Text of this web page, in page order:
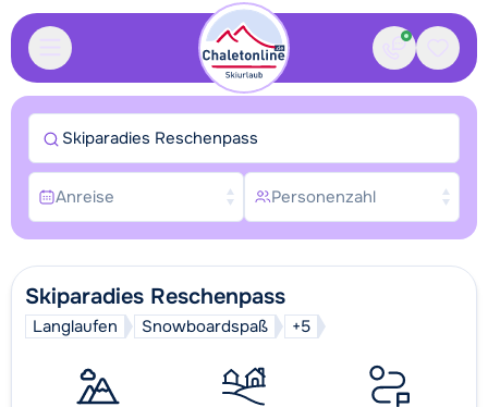
Kontakt
Skiparadies Reschenpass
Langlaufen Snowboardspaß +5
Skiparadies Reschenpass
Anreise Personenzahl